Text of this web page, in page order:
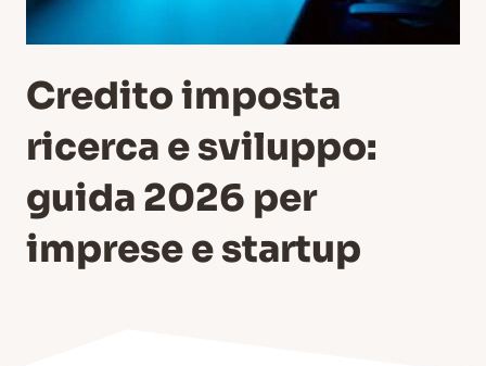
Credito imposta
ricerca e sviluppo:
guida 2026 per
imprese e startup